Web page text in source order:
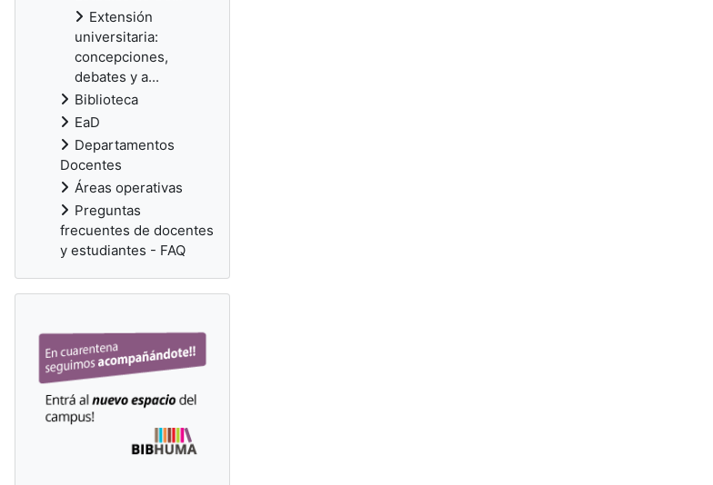
Extensión
universitaria:
concepciones,
debates y a...
Biblioteca
EaD
Departamentos
Docentes
Áreas operativas
Preguntas
frecuentes de docentes
y estudiantes - FAQ